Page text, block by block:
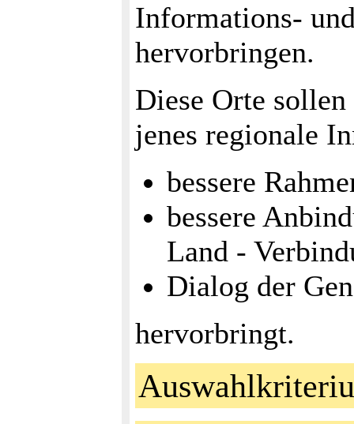
Informations-
hervorbringen.
Diese Orte
jenes regionale
bessere
bessere
Land -
Dialog der
hervorbringt.